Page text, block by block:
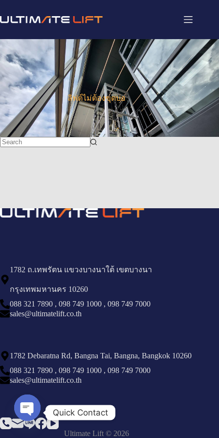
ลิฟต์ไม่ต้องขุดบ่อ
1782 ถ.เทพรัตน แขวงบางนาใต้ เขตบางนา
กรุงเทพมหานคร 10260
088 321 7890 , 098 749 1000 , 098 749 7000
sales@ultimatelift.co.th
1782 Debaratna Rd, Bangna Tai, Bangna, Bangkok 10260
088 321 7890 , 098 749 1000 , 098 749 7000
sales@ultimatelift.co.th
Ultimate Lift © 2026
Quick Contact
Open chaty